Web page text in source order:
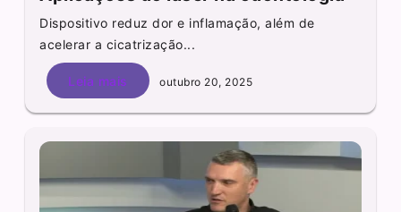
Dispositivo reduz dor e inflamação, além de
acelerar a cicatrização...
Leia mais outubro 20, 2025